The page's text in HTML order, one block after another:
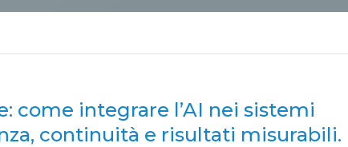
come integrare l’AI nei sistemi
continuità e risultati misurabili.